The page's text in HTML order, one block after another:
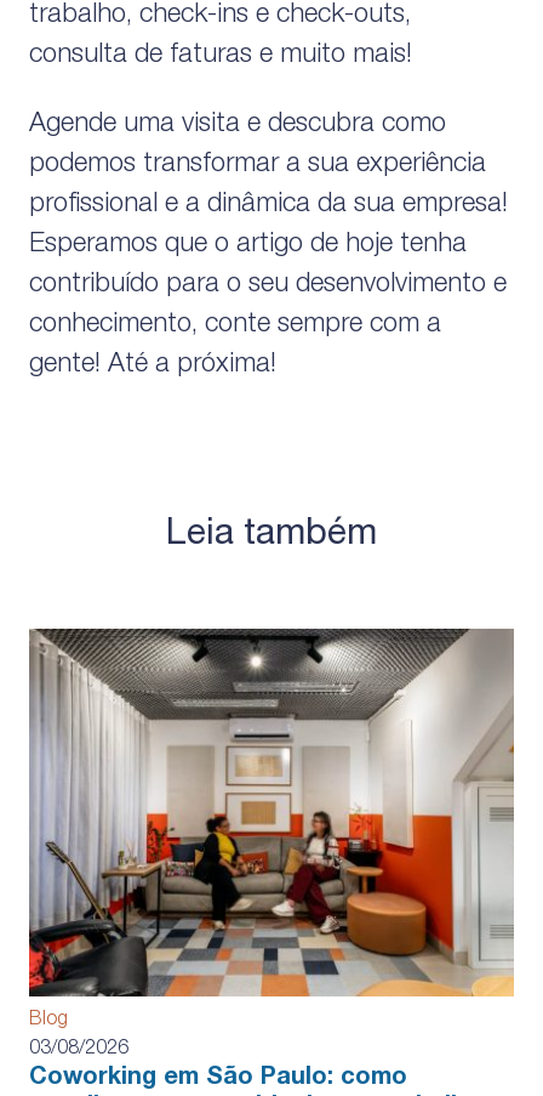
trabalho, check-ins e check-outs,
consulta de faturas e muito mais!
Agende uma visita e descubra como
podemos transformar a sua experiência
profissional e a dinâmica da sua empresa!
Esperamos que o artigo de hoje tenha
contribuído para o seu desenvolvimento e
conhecimento, conte sempre com a
gente! Até a próxima!
Leia também
Blog
03/08/2026
Coworking em São Paulo: como